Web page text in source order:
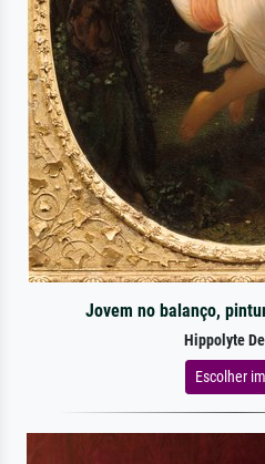
Jovem no balanço,
Hippolyte
Escolher